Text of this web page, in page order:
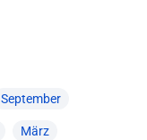
September
März